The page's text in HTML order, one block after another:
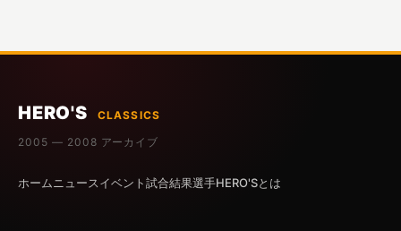
HERO'S
CLASSICS
2005 — 2008 アーカイブ
ホームニュースイベント試合結果選手HERO'Sとは